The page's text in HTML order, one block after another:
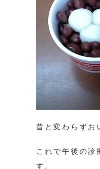
昔と変わらずお
これで午後の診
す。